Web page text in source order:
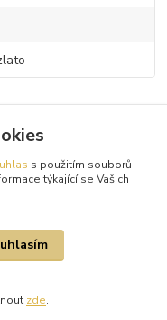
s použitím souborů
týkající se Vašich
zde.